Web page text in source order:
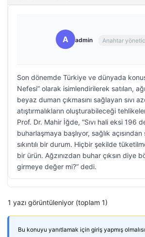
A admin Anahtar
Son dönemde Türkiye ve dünyada
Nefesi” olarak isimlendirilerek satılan,
beyaz duman çıkmasını sağlayan sıvı
atıştırmalıkların oluşturabileceği
Prof. Dr. Mahir İğde, “Sıvı hali eksi 196
buharlaşmaya başlıyor, sağlık
sıkıntılı bir durum. Hiçbir şekilde
bir ürün. Ağzınızdan buhar çıksın diye
girmeye değer mi?” dedi.
1 yazı görüntüleniyor (toplam 1)
Bu konuyu yanıtlamak için giriş yapmış